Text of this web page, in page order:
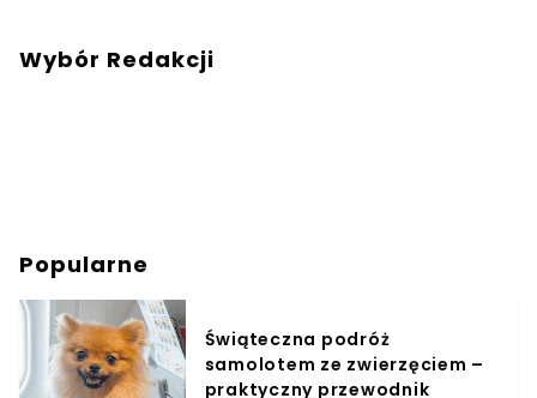
Wybór Redakcji
Popularne
Świąteczna podróż
samolotem ze zwierzęciem –
praktyczny przewodnik